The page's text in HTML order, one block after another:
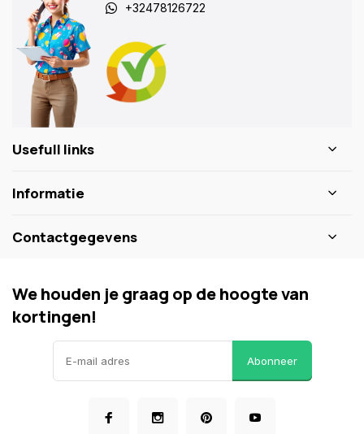
+32478126722
Usefull links
Informatie
Contactgegevens
We houden je graag op de hoogte van
kortingen!
Abonneer